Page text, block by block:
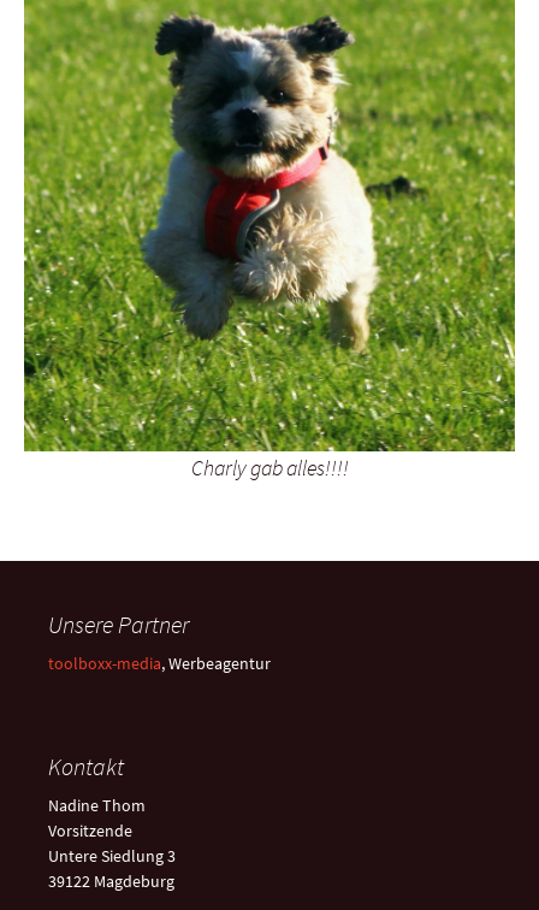
Charly gab alles!!!!
Unsere Partner
toolboxx-media, Werbeagentur
Kontakt
Nadine Thom
Vorsitzende
Untere Siedlung 3
39122 Magdeburg